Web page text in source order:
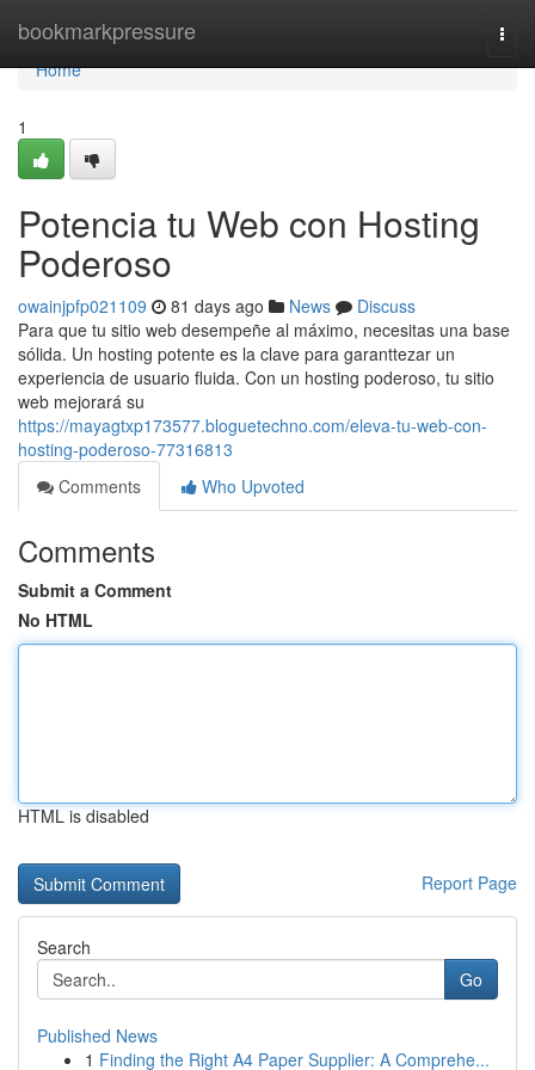
bookmarkpressure
Home
Home
1
Potencia tu Web con Hosting
Poderoso
owainjpfp021109 81 days ago News
Discuss
Para que tu sitio web desempeñe al máximo, necesitas una base
sólida. Un hosting potente es la clave para garanttezar un
experiencia de usuario fluida. Con un hosting poderoso, tu sitio
web mejorará su
https://mayagtxp173577.bloguetechno.com/eleva-tu-web-con-
hosting-poderoso-77316813
Comments
Who Upvoted
Comments
Submit a Comment
No HTML
HTML is disabled
Report Page
Search
Go
Published News
1 Finding the Right A4 Paper Supplier: A Comprehe...